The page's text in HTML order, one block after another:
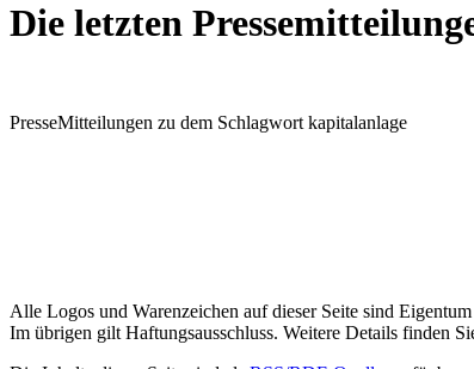
Die letzten
PresseMitteilungen zu dem Schlagwort kapitalanlage
Alle Logos und Warenzeichen auf dieser Seite sind
Im übrigen gilt Haftungsausschluss. Weitere Details finden